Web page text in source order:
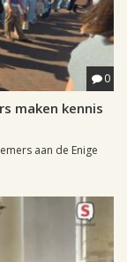
0
maken kennis
aan de Enige